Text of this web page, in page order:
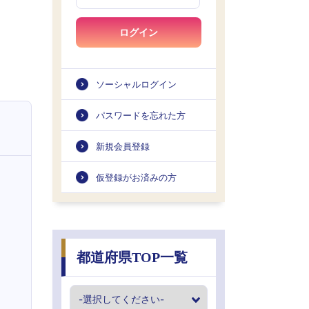
ログイン
ソーシャルログイン
パスワードを忘れた方
新規会員登録
仮登録がお済みの方
都道府県TOP一覧